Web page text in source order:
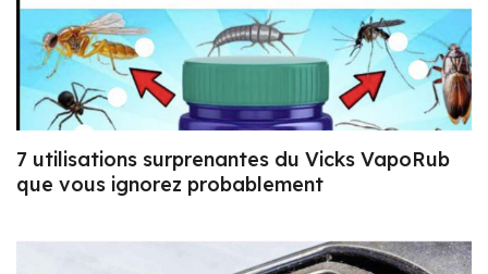
7 utilisations surprenantes du Vicks VapoRub
que vous ignorez probablement